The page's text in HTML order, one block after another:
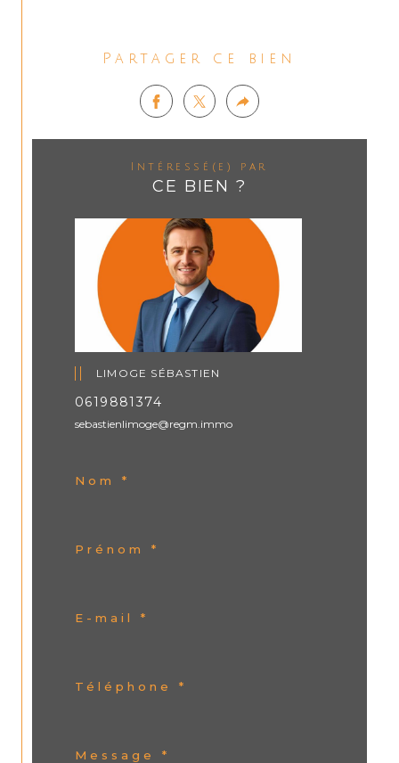
Partager ce bien
Intéressé(e) par
CE BIEN ?
LIMOGE SÉBASTIEN
0619881374
sebastienlimoge@regm.immo
Nom *
Prénom *
E-mail *
Téléphone *
Message *